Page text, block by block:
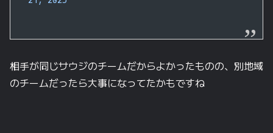
相手が同じサウジのチームだからよかったものの、別地域
のチームだったら大事になってたかもですね